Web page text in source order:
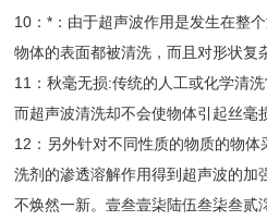
10：*：由于超声波作用是发生在整
物体的表面都被清洗，而且对形状复
11：秋毫无损:传统的人工或化学清
而超声波清洗却不会使物体引起丝毫
12：另外针对不同性质的物质的物
洗剂的渗透溶解作用得到超声波的加
不焕然一新。壹叁壹柒陆伍叁柒叁贰